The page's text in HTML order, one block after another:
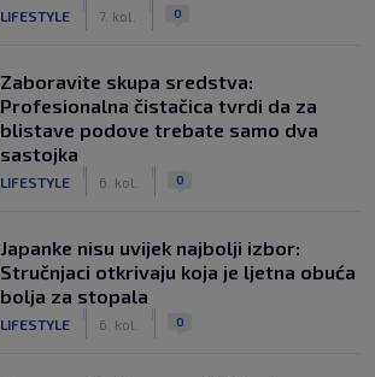
LIFESTYLE 7. kol. 0
Zaboravite skupa sredstva:
Profesionalna čistačica tvrdi da za
blistave podove trebate samo dva
sastojka
LIFESTYLE 6. kol. 0
Japanke nisu uvijek najbolji izbor:
Stručnjaci otkrivaju koja je ljetna obuća
bolja za stopala
LIFESTYLE 6. kol. 0